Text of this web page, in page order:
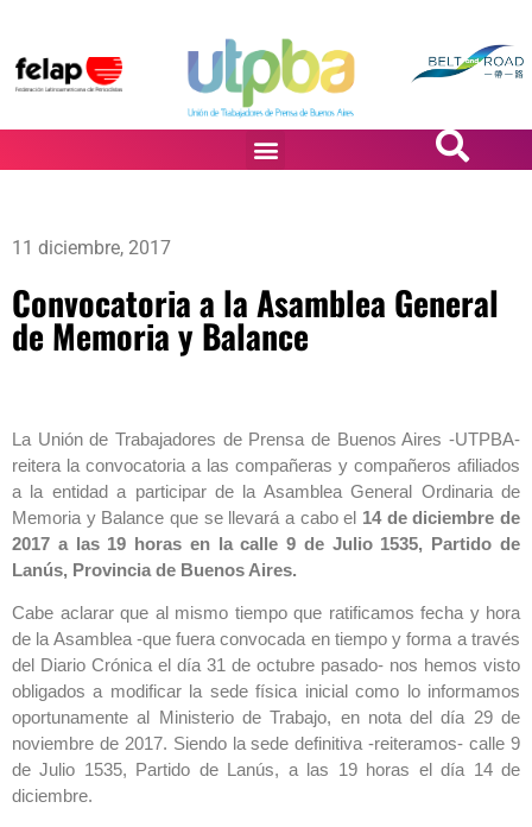
11 diciembre, 2017
Convocatoria a la Asamblea General
de Memoria y Balance
La Unión de Trabajadores de Prensa de Buenos Aires -UTPBA-
reitera la convocatoria a las compañeras y compañeros afiliados
a la entidad a participar de la Asamblea General Ordinaria de
Memoria y Balance que se llevará a cabo el 14 de diciembre de
2017 a las 19 horas en la calle 9 de Julio 1535, Partido de
Lanús, Provincia de Buenos Aires.
Cabe aclarar que al mismo tiempo que ratificamos fecha y hora
de la Asamblea -que fuera convocada en tiempo y forma a través
del Diario Crónica el día 31 de octubre pasado- nos hemos visto
obligados a modificar la sede física inicial como lo informamos
oportunamente al Ministerio de Trabajo, en nota del día 29 de
noviembre de 2017. Siendo la sede definitiva -reiteramos- calle 9
de Julio 1535, Partido de Lanús, a las 19 horas el día 14 de
diciembre.